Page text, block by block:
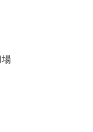
場